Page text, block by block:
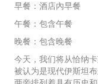
早餐：酒店內早餐
午餐：包含午餐
晚餐：包含晚餐
今天，我们将从恰纳
被认为是现代伊斯坦